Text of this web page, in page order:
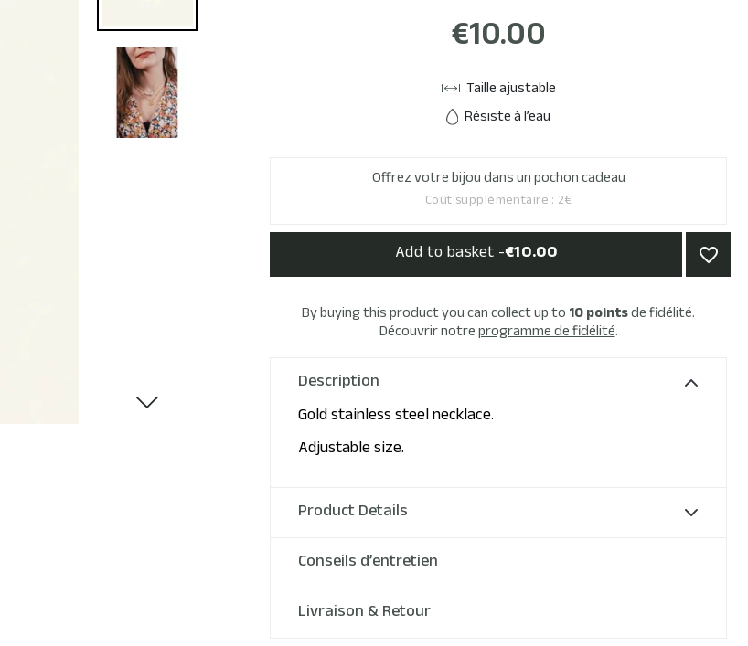
€10.00
Taille ajustable
Résiste à l’eau
Offrez votre bijou dans un pochon cadeau
Coût supplémentaire : 2€
Add to basket -€10.00 favorite_border
By buying this product you can collect up to10pointsde fidélité.
Découvrir notreprogramme de fidélité.
Description
Gold stainless steel necklace.
Adjustable size.
Product Details
Conseils d’entretien
Livraison & Retour